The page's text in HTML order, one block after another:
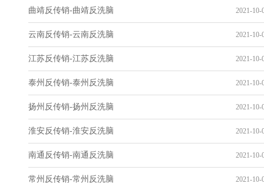
曲靖反传销-曲靖反洗脑 2021-10-
云南反传销-云南反洗脑 2021-10-
江苏反传销-江苏反洗脑 2021-10-
泰州反传销-泰州反洗脑 2021-10-
扬州反传销-扬州反洗脑 2021-10-
淮安反传销-淮安反洗脑 2021-10-
南通反传销-南通反洗脑 2021-10-
常州反传销-常州反洗脑 2021-10-